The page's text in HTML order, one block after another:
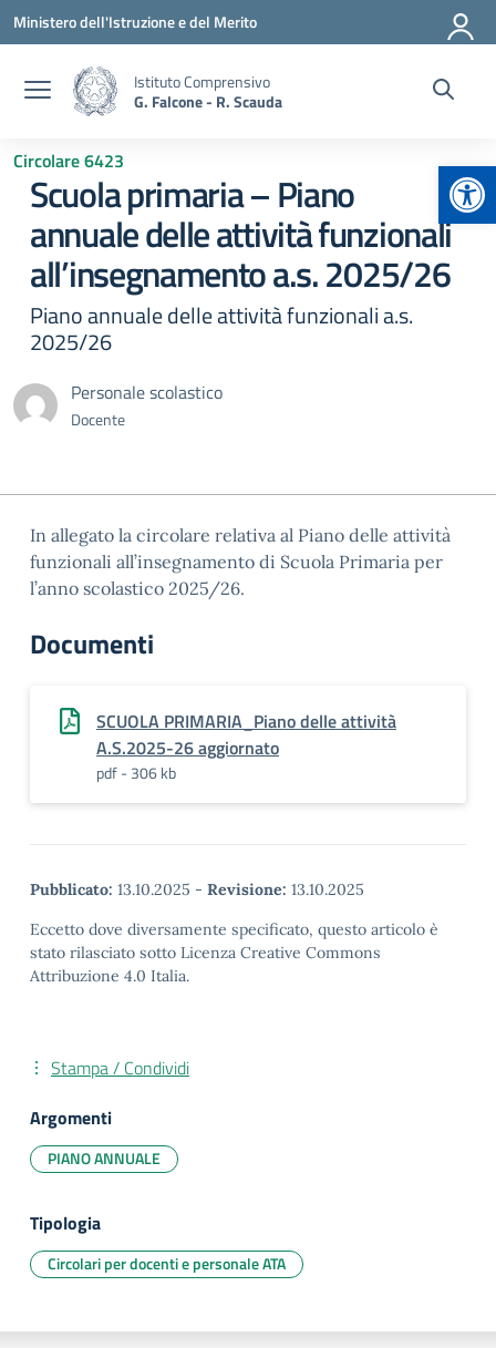
Vai ai contenuti
Vai al menu di navigazione
Vai al footer
Ministero dell'Istruzione e del Merito
Istituto Comprensivo
G. Falcone - R. Scauda
Circolare 6423
Scuola primaria – Piano
annuale delle attività funzionali
all’insegnamento a.s. 2025/26
Piano annuale delle attività funzionali a.s.
2025/26
Personale scolastico
Docente
In allegato la circolare relativa al Piano delle attività
funzionali all’insegnamento di Scuola Primaria per
l’anno scolastico 2025/26.
Documenti
SCUOLA PRIMARIA_Piano delle attività
A.S.2025-26 aggiornato
pdf - 306 kb
Pubblicato: 13.10.2025 - Revisione: 13.10.2025
Eccetto dove diversamente specificato, questo articolo è
stato rilasciato sotto Licenza Creative Commons
Attribuzione 4.0 Italia.
Stampa / Condividi
Argomenti
PIANO ANNUALE
Tipologia
Circolari per docenti e personale ATA